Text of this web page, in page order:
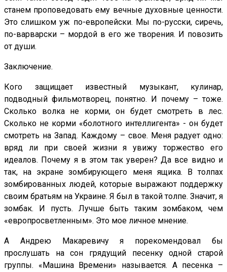
станем проповедовать ему вечные духовные ценности.
Это слишком уж по-европейски. Мы по-русски, сиречь,
по-варварски – мордой в его же творения. И повозить
от души.
Заключение.
Кого защищает известный музыкант, кулинар,
подводный фильмотворец, понятно. И почему – тоже.
Сколько волка не корми, он будет смотреть в лес.
Сколько не корми «болотного интеллигента» - он будет
смотреть на Запад. Каждому – свое. Меня радует одно:
вряд ли при своей жизни я увижу торжество его
идеалов. Почему я в этом так уверен? Да все видно и
так, на экране зомбирующего меня ящика. В толпах
зомбированных людей, которые выражают поддержку
своим братьям на Украине. Я был в такой толпе. Значит, я
зомбак. И пусть. Лучше быть таким зомбаком, чем
«европросветленным». Это мое личное мнение.
А Андрею Макаревичу я порекомендовал бы
прослушать на сон грядущий песенку одной старой
группы. «Машина Времени» называется. А песенка –